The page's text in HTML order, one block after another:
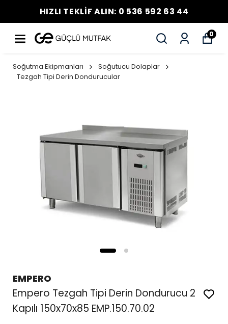
HIZLI TEKLİF ALIN: 0 536 592 63 44
0
Soğutma Ekipmanları
Soğutucu Dolaplar
Tezgah Tipi Derin Dondurucular
EMPERO
Empero Tezgah Tipi Derin Dondurucu 2
Kapılı 150x70x85 EMP.150.70.02